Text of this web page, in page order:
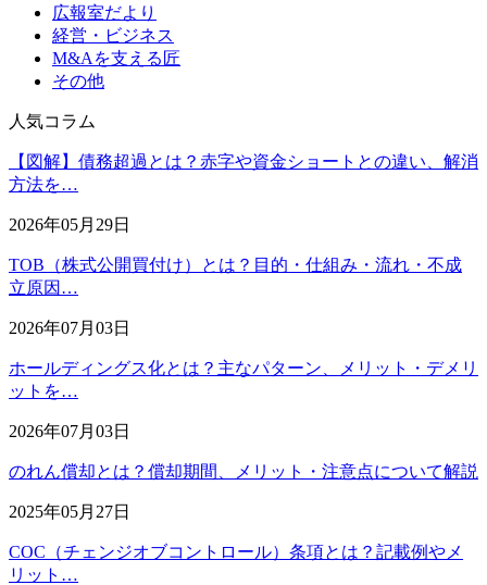
広報室だより
経営・ビジネス
M&Aを支える匠
その他
人気コラム
【図解】債務超過とは？赤字や資金ショートとの違い、解消
方法を…
2026年05月29日
TOB（株式公開買付け）とは？目的・仕組み・流れ・不成
立原因…
2026年07月03日
ホールディングス化とは？主なパターン、メリット・デメリ
ットを…
2026年07月03日
のれん償却とは？償却期間、メリット・注意点について解説
2025年05月27日
COC（チェンジオブコントロール）条項とは？記載例やメ
リット…